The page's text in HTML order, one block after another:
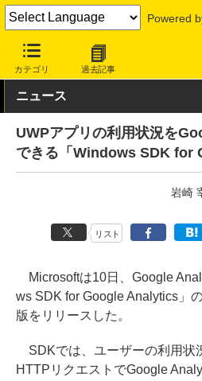
Powered
カテゴリ 過去記事
INTERNET Watch トピック 開発
ニュース
UWPアプリの利用状況を
できる「Windows SDK for
岩崎
リスト
Microsoftは10日、Google
ws SDK for Google Analytics」
版をリリースした。
SDKでは、ユーザーの利用状
HTTPリクエストでGoogle